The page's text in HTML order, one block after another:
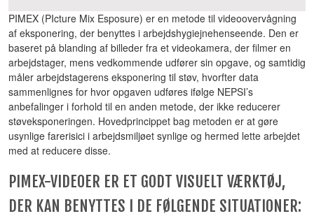
PIMEX (PIcture Mix Esposure) er en metode til videoovervågning
af eksponering, der benyttes i arbejdshygiejnehenseende. Den er
baseret på blanding af billeder fra et videokamera, der filmer en
arbejdstager, mens vedkommende udfører sin opgave, og samtidig
måler arbejdstagerens eksponering til støv, hvorfter data
sammenlignes for hvor opgaven udføres ifølge NEPSI’s
anbefalinger i forhold til en anden metode, der ikke reducerer
støveksponeringen. Hovedprincippet bag metoden er at gøre
usynlige farerisici i arbejdsmiljøet synlige og hermed lette arbejdet
med at reducere disse.
PIMEX-VIDEOER ER ET GODT VISUELT VÆRKTØJ,
DER KAN BENYTTES I DE FØLGENDE SITUATIONER: